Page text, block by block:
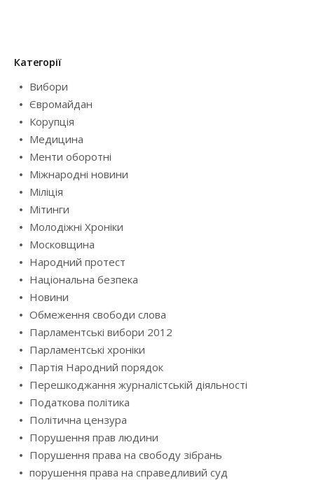
Категорії
Вибори
Євромайдан
Корупція
Медицина
Менти оборотні
Міжнародні новини
Міліція
Мітинги
Молодіжні Хроніки
Московщина
Народний протест
Національна безпека
Новини
Обмеження свободи слова
Парламентські вибори 2012
Парламентські хроніки
Партія Народний порядок
Перешкоджання журналістській діяльності
Податкова політика
Політична цензура
Порушення прав людини
Порушення права на свободу зібрань
порушення права на справедливий суд